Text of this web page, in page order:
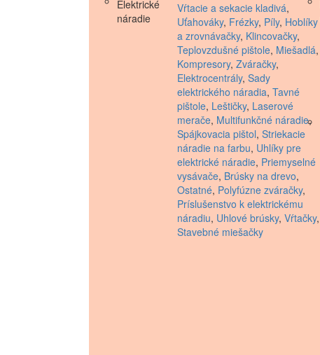
Vŕtacie a sekacie kladivá,
Uťahováky, Frézky, Píly, Hoblíky
a zrovnávačky, Klincovačky,
Teplovzdušné pištole, Miešadlá,
Kompresory, Zváračky,
Elektrocentrály, Sady
elektrického náradia, Tavné
pištole, Leštičky, Laserové
merače, Multifunkčné náradie,
Spájkovacia pištol, Striekacie
náradie na farbu, Uhlíky pre
elektrické náradie, Priemyselné
vysávače, Brúsky na drevo,
Ostatné, Polyfúzne zváračky,
Príslušenstvo k elektrickému
náradiu, Uhlové brúsky, Vŕtačky,
Stavebné miešačky